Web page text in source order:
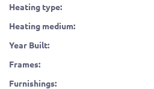
Heating type:
Heating medium:
Year Built:
Frames:
Furnishings: